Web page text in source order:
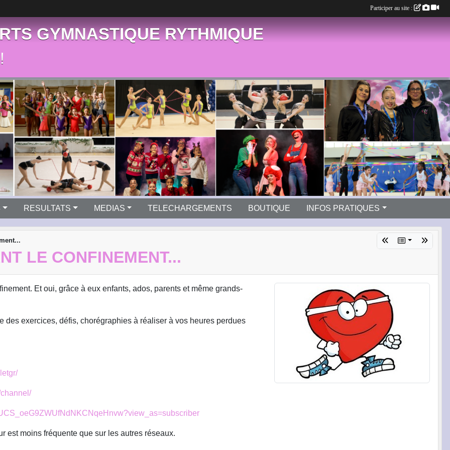
GYMNASTIQUE RYTHMIQUE
RESULTATS MEDIAS TELECHARGEMENTS BOUTIQUE INFOS PRATIQUES
LE CONFINEMENT...
Et oui, grâce à eux enfants, ados, parents et même grands-
exercices, défis, chorégraphies à réaliser à vos heures perdues
est moins fréquente que sur les autres réseaux.
Participer au site :